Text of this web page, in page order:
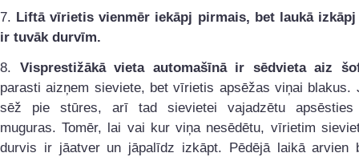
7. Liftā vīrietis vienmēr iekāpj pirmais, bet laukā
ir tuvāk durvīm.
8. Visprestižākā vieta automašīnā ir sēdvieta aiz
parasti aizņem sieviete, bet vīrietis apsēžas viņai blakus.
sēž pie stūres, arī tad sievietei vajadzētu
muguras. Tomēr, lai vai kur viņa nesēdētu, vīrietim
durvis ir jāatver un jāpalīdz izkāpt. Pēdējā laikā arvien